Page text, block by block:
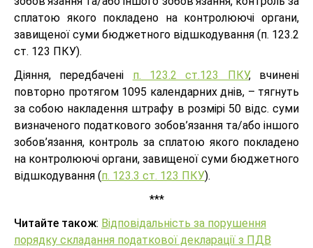
сплатою якого покладено на контролюючі органи,
завищеної суми бюджетного відшкодування (п. 123.2
ст. 123 ПКУ).
Діяння, передбачені п. 123.2 ст.123 ПКУ, вчинені
повторно протягом 1095 календарних днів, – тягнуть
за собою накладення штрафу в розмірі 50 відс. суми
визначеного податкового зобов’язання та/або іншого
зобов’язання, контроль за сплатою якого покладено
на контролюючі органи, завищеної суми бюджетного
відшкодування (п. 123.3 ст. 123 ПКУ).
***
Читайте також: Відповідальність за порушення
порядку складання податкової декларації з ПДВ